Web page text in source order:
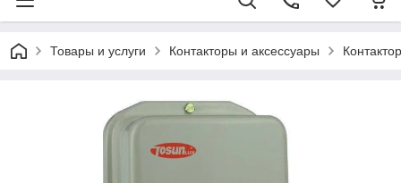
Товары и услуги Контакторы и аксессуары